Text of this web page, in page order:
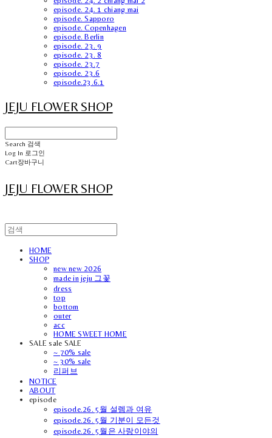
episode. 24. 1 chiang mai
episode. Sapporo
episode. Copenhagen
episode. Berlin
episode. 23. 9
episode. 23. 8
episode. 23.7
episode. 23.6
episode.23.6.1
JEJU FLOWER SHOP
Search 검색
Log In 로그인
Cart장바구니
JEJU FLOWER SHOP
HOME
SHOP
new new 2026
made in jeju 그꽃
dress
top
bottom
outer
acc
HOME SWEET HOME
SALE sale SALE
~ 70% sale
~ 30% sale
리퍼브
NOTICE
ABOUT
episode
episode.26. 5월 설렘과 여유
episode.26. 5월 기분이 모든것
episode.26. 5월은 사랑이야의